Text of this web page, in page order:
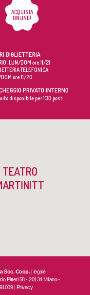
ACQUISTA
ONLINE!
BIGLIETTERIA
LUN/DOM ore 11/21
TELEFONICA:
ore 11/20
PRIVATO INTERNO
disponibile per 130 posti
TEATRO
Soc. Coop.| legale
Pitteri 58 - 20134 Milano -
| Privacy